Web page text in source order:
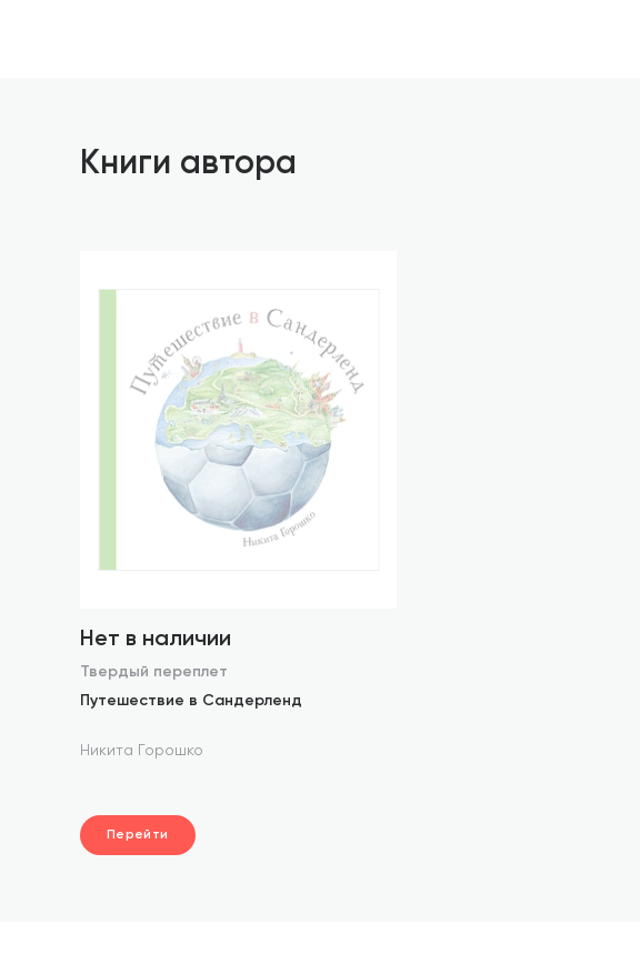
Книги автора
Нет в наличии
Твердый переплет
Путешествие в Сандерленд
Никита Горошко
Перейти